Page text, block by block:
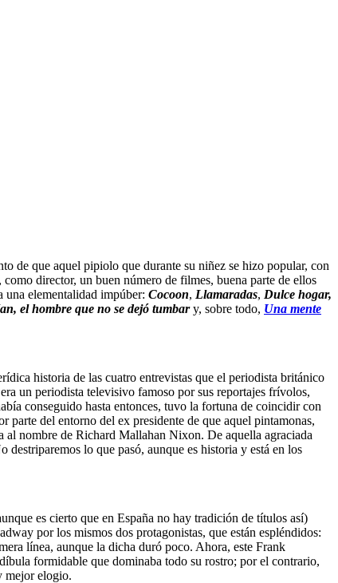
de que aquel pipiolo que durante su niñez se hizo popular, con
director, un buen número de filmes, buena parte de ellos
una elementalidad impúber: Cocoon, Llamaradas, Dulce hogar,
el hombre que no se dejó tumbary, sobre todo, Una mente
historia de las cuatro entrevistas que el periodista británico
un periodista televisivo famoso por sus reportajes frívolos,
conseguido hasta entonces, tuvo la fortuna de coincidir con
parte del entorno del ex presidente de que aquel pintamonas,
al nombre de Richard Mallahan Nixon. De aquella agraciada
lo que pasó, aunque es historia y está en los
es cierto que en España no hay tradición de títulos así)
por los mismos dos protagonistas, que están espléndidos:
línea, aunque la dicha duró poco. Ahora, este Frank
formidable que dominaba todo su rostro; por el contrario,
mejor elogio.